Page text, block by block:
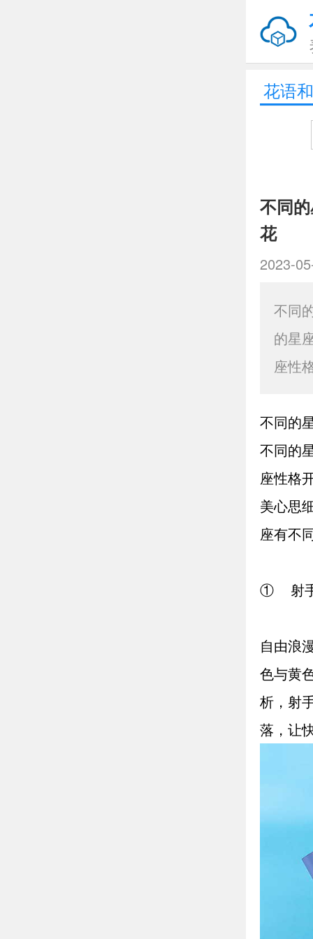
花语
不同
花
2023-
不同
的星
座性
不同的
不同的
座性格
美心思
座有不
① 射手
自由浪
色与黄
析，射
落，让